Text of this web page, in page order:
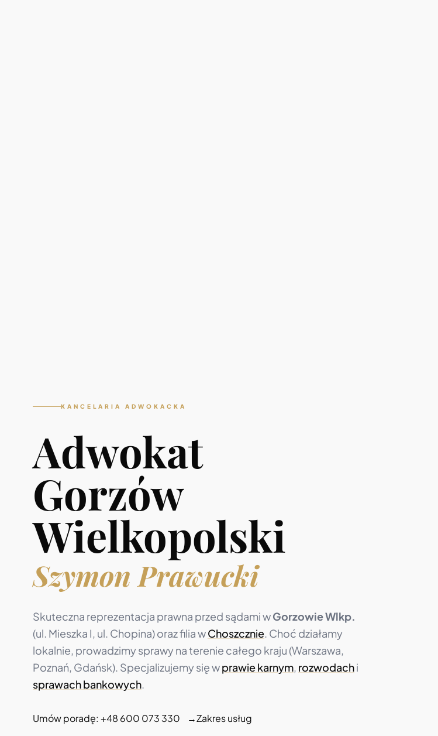
KANCELARIA ADWOKACKA
Adwokat
Gorzów
Wielkopolski
Szymon Prawucki
Skuteczna reprezentacja prawna przed sądami wGorzowie Wlkp.
(ul. Mieszka I, ul. Chopina) oraz filia wChoszcznie . Choć działamy
lokalnie, prowadzimy sprawy na terenie całego kraju (Warszawa,
Poznań, Gdańsk). Specjalizujemy się wprawie karnym rozwodachi
sprawach bankowych
Umów poradę: +48 600 073 330 →Zakres usług